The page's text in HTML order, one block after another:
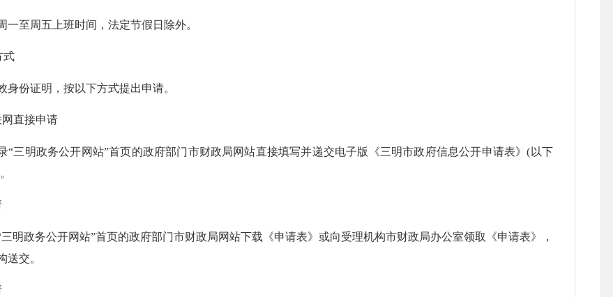
至周五上班时间，法定节假日除外。
份证明，按以下方式提出申请。
直接申请
明政务公开网站”首页的政府部门市财政局网站直接填写并递交电子版《三明市政府信息公开申请表》(以下
政务公开网站”首页的政府部门市财政局网站下载《申请表》或向受理机构市财政局办公室领取《申请表》，
送交。